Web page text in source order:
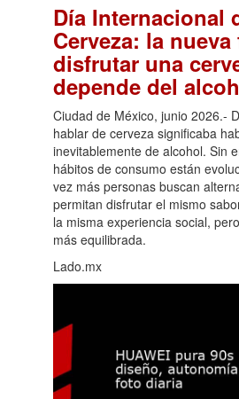
Día Internacional
Cerveza: la
disfrutar una
depende del
Ciudad de México, junio 2026.-
hablar de cerveza significaba
inevitablemente de alcohol. Sin
hábitos de consumo están
vez más personas buscan
permitan disfrutar el mismo
la misma experiencia social,
más equilibrada.
Lado.mx